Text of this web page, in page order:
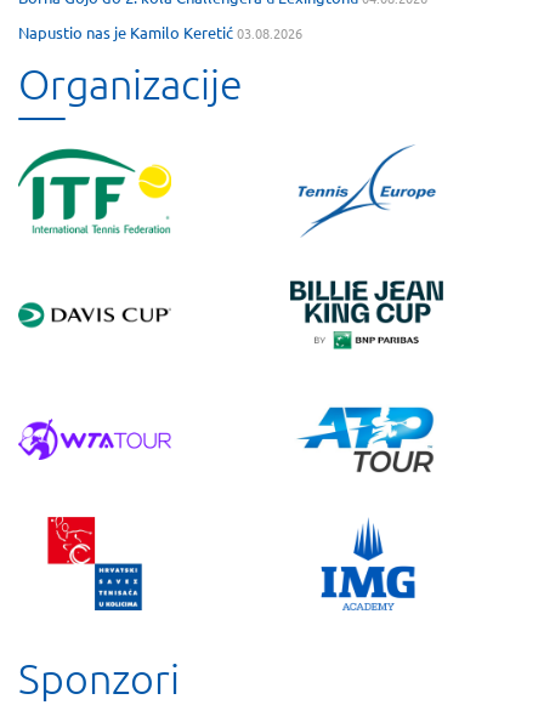
Napustio nas je Kamilo Keretić03.08.2026
Organizacije
Sponzori